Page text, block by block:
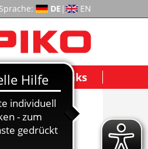
Sprache: DE | EN
Wichtige Links